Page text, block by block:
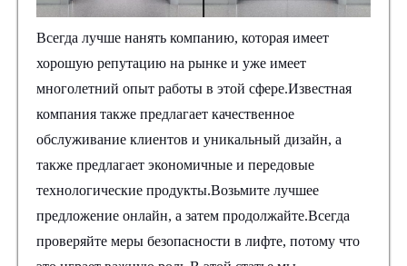
Всегда лучше нанять компанию, которая имеет
хорошую репутацию на рынке и уже имеет
многолетний опыт работы в этой сфере.Известная
компания также предлагает качественное
обслуживание клиентов и уникальный дизайн, а
также предлагает экономичные и передовые
технологические продукты.Возьмите лучшее
предложение онлайн, а затем продолжайте.Всегда
проверяйте меры безопасности в лифте, потому что